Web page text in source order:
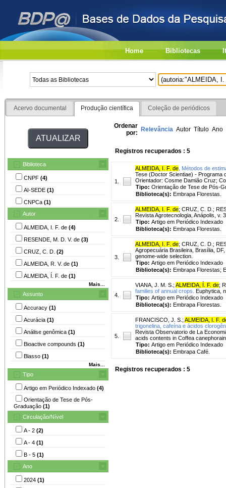
Home Bibliotecas
Acervo documental Produção científica Coleção de periódicos
Biblioteca
CNPF (4)
AI-SEDE (1)
CNPCa (1)
Autor
ALMEIDA, I. F. de (4)
RESENDE, M. D. V. de (3)
CRUZ, C. D. (2)
ALMEIDA, R. V. de (1)
ALMEIDA, Í. F. de (1)
Mais...
Assunto
Accuracy (1)
Acurácia (1)
Análise genômica (1)
Bioactive compounds (1)
Blasso (1)
Mais...
Tipo
Artigo em Periódico Indexado (4)
Orientação de Tese de Pós-
Graduação (1)
Circulação/Nível
A - 2 (2)
A - 4 (1)
B - 5 (1)
Ano
2024 (1)
Ordenar
por: Relevância Autor Título Ano
Registros recuperados : 5
1.
ALMEIDA, I. F. de Métodos de
Tese (Doctor Scientiae) - Programa
Orientador: Cosme Damião Cruz;
Tipo: Orientação de Tese de Pós-
Biblioteca(s): Embrapa Florestas.
2.
ALMEIDA, I. F. de; CRUZ, C. D. ;
Revista Agrotecnologia, Anápolis, v.
Tipo: Artigo em Periódico Indexado
Biblioteca(s): Embrapa Florestas.
3.
ALMEIDA, I. F. de; CRUZ, C. D. ;
Agropecuária Brasileira, Brasília,
genome-wide selection.
Tipo: Artigo em Periódico Indexado
Biblioteca(s): Embrapa Florestas;
4.
VIANA, J. M. S. ; ALMEIDA, Í. F. de;
families of annual crops. Euphytica,
Tipo: Artigo em Periódico Indexado
Biblioteca(s): Embrapa Florestas.
5.
FRANCISCO, J. S. ; ALMEIDA, I. F.
trigonelina, cafeína e ácidos
Revista Observatorio de La
acids contents in Coffea
Tipo: Artigo em Periódico Indexado
Biblioteca(s): Embrapa Café.
Registros recuperados : 5